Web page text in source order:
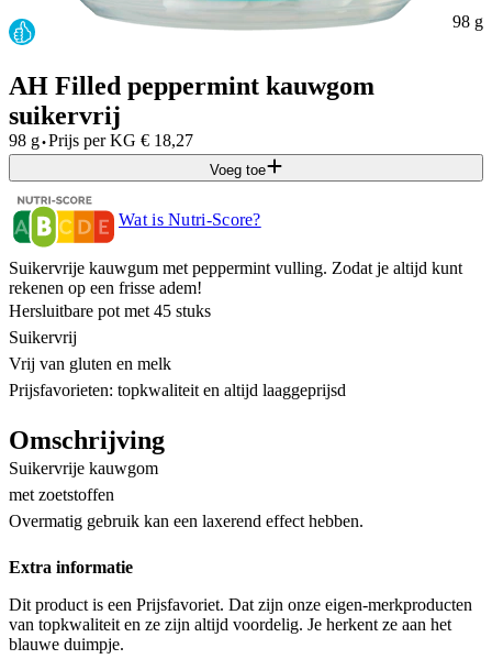
98 g
AH Filled peppermint kauwgom
suikervrij
98 g·Prijs per KG € 18,27
Voeg toe
Wat is Nutri-Score?
Suikervrije kauwgum met peppermint vulling. Zodat je altijd kunt
rekenen op een frisse adem!
Hersluitbare pot met 45 stuks
Suikervrij
Vrij van gluten en melk
Prijsfavorieten: topkwaliteit en altijd laaggeprijsd
Omschrijving
Suikervrije kauwgom
met zoetstoffen
Overmatig gebruik kan een laxerend effect hebben.
Extra informatie
Dit product is een Prijsfavoriet. Dat zijn onze eigen-merkproducten
van topkwaliteit en ze zijn altijd voordelig. Je herkent ze aan het
blauwe duimpje.